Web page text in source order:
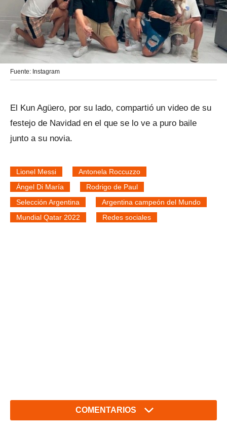
Fuente: Instagram
El Kun Agüero, por su lado, compartió un video de su
festejo de Navidad en el que se lo ve a puro baile
junto a su novia.
Lionel Messi
Antonela Roccuzzo
Ángel Di María
Rodrigo de Paul
Selección Argentina
Argentina campeón del Mundo
Mundial Qatar 2022
Redes sociales
COMENTARIOS